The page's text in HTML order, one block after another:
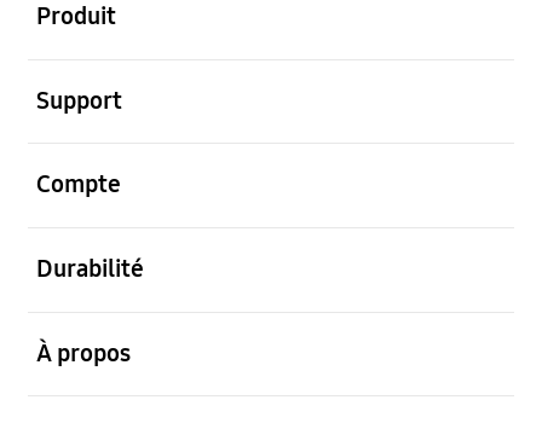
Produit
Support
Compte
Durabilité
À propos